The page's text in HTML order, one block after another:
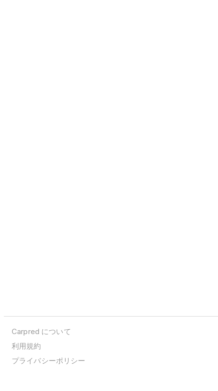
Carpred について
利用規約
プライバシーポリシー